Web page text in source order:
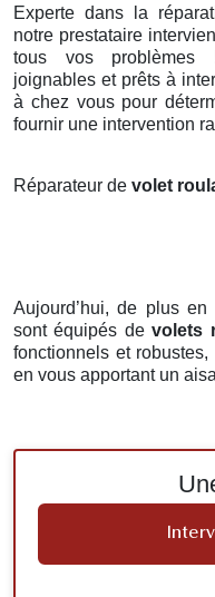
Experte dans la
notre prestataire
tous vos problèmes
joignables et prêts à
à chez vous pour
fournir une intervention
Réparateur de volet
Aujourd’hui, de plus
sont équipés devolets
fonctionnels et
en vous apportant un